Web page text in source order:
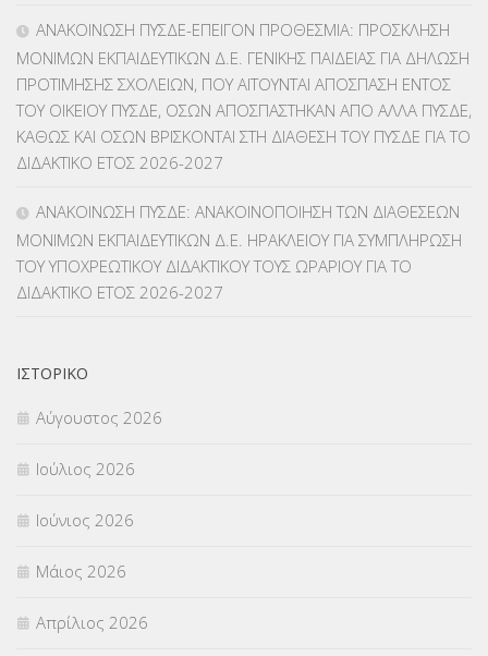
ΛΟΙΠΑ(309)
ΜΑΘΗΤΕΙΑ(275)
ΜΕΤΑΘΕΣΕΙΣ-ΤΟΠΟΘΕΤΗΣΕΙΣ ΒΕΛΤΙΩΣΕΙΣ(319)
ΜΕΤΑΦΟΡΑ ΜΑΘΗΤΩΝ(3)
ΝΟΜΟΘΕΣΙΑ(66)
ΑΝΑΚΟΙΝΩΣΗ ΠΥΣΔΕ-ΕΠΕΙΓΟΝ ΠΡΟΘΕΣΜΙΑ: ΠΡΟΣΚΛΗΣΗ
ΜΟΝΙΜΩΝ ΕΚΠΑΙΔΕΥΤΙΚΩΝ Δ.Ε. ΓΕΝΙΚΗΣ ΠΑΙΔΕΙΑΣ ΓΙΑ ΔΗΛΩΣΗ
ΠΡΟΤΙΜΗΣΗΣ ΣΧΟΛΕΙΩΝ, ΠΟΥ ΑΙΤΟΥΝΤΑΙ ΑΠΟΣΠΑΣΗ ΕΝΤΟΣ
ΤΟΥ ΟΙΚΕΙΟΥ ΠΥΣΔΕ, ΟΣΩΝ ΑΠΟΣΠΑΣΤΗΚΑΝ ΑΠΟ ΑΛΛΑ ΠΥΣΔΕ,
ΚΑΘΩΣ ΚΑΙ ΟΣΩΝ ΒΡΙΣΚΟΝΤΑΙ ΣΤΗ ΔΙΑΘΕΣΗ ΤΟΥ ΠΥΣΔΕ ΓΙΑ ΤΟ
ΔΙΔΑΚΤΙΚΟ ΕΤΟΣ 2026-2027
ΑΝΑΚΟΙΝΩΣΗ ΠΥΣΔΕ: ΑΝΑΚΟΙΝΟΠΟΙΗΣΗ ΤΩΝ ΔΙΑΘΕΣΕΩΝ
ΜΟΝΙΜΩΝ ΕΚΠΑΙΔΕΥΤΙΚΩΝ Δ.Ε. ΗΡΑΚΛΕΙΟΥ ΓΙΑ ΣΥΜΠΛΗΡΩΣΗ
ΤΟΥ ΥΠΟΧΡΕΩΤΙΚΟΥ ΔΙΔΑΚΤΙΚΟΥ ΤΟΥΣ ΩΡΑΡΙΟΥ ΓΙΑ ΤΟ
ΔΙΔΑΚΤΙΚΟ ΕΤΟΣ 2026-2027
ΙΣΤΟΡΙΚΌ
Αύγουστος 2026
Ιούλιος 2026
Ιούνιος 2026
Μάιος 2026
Απρίλιος 2026